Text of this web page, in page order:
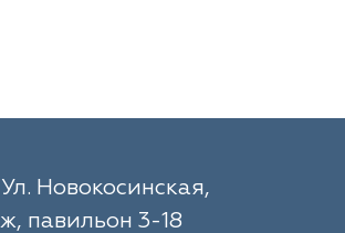
Новокосинская,
павильон 3-18